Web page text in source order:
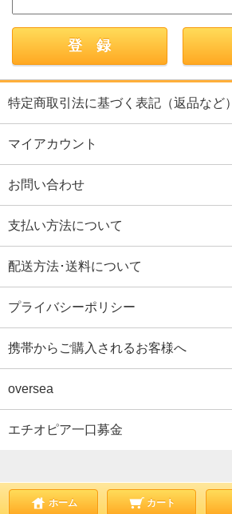
特定商取引法に基づく表記（返品など）
マイアカウント
お問い合わせ
支払い方法について
配送方法･送料について
プライバシーポリシー
携帯からご購入されるお客様へ
oversea
エチオピア一口募金
ホーム カート